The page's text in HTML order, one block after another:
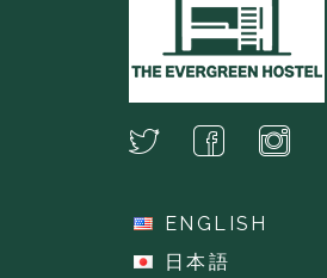
ENGLISH
日本語